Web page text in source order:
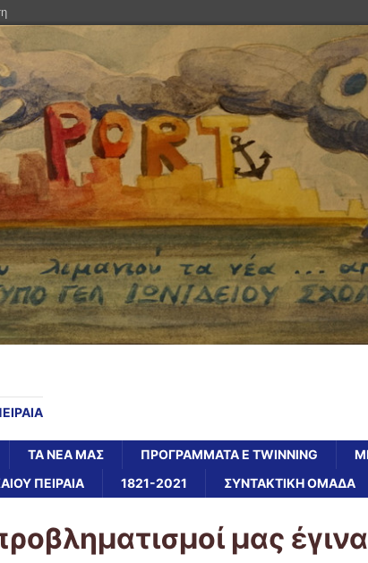
ΤΑ ΝΕΑ ΜΑΣ ΠΡΟΓΡΑΜΜΑΤΑ E TWINNING
ΠΕΙΡΑΙΑ
1821-2021 ΣΥΝΤΑΚΤΙΚΗ ΟΜΑΔΑ
μας